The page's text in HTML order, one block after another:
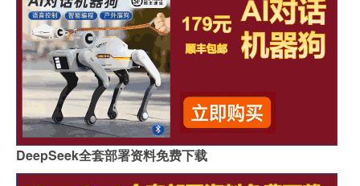
DeepSeek全套部署资料免费下载